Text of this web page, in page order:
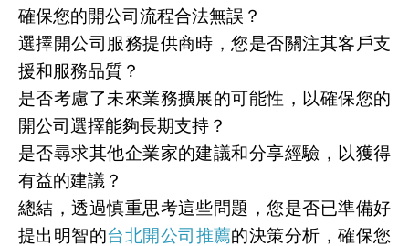
確保您的開公司流程合法無誤？
選擇開公司服務提供商時，您是否關注其客戶支
援和服務品質？
是否考慮了未來業務擴展的可能性，以確保您的
開公司選擇能夠長期支持？
是否尋求其他企業家的建議和分享經驗，以獲得
有益的建議？
總結，透過慎重思考這些問題，您是否已準備好
提出明智的台北開公司推薦的決策分析，確保您